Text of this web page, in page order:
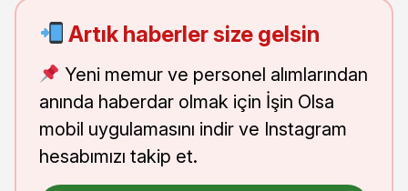
Artık haberler size gelsin
Yeni memur ve personel alımlarından
anında haberdar olmak için İşin Olsa
mobil uygulamasını indir ve Instagram
hesabımızı takip et.